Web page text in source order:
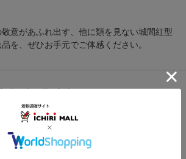
意があふれ出す、他に類を見ない城間紅型
を、ぜひお手元でご体感ください。
の商品を見た人は
の商品も見ています